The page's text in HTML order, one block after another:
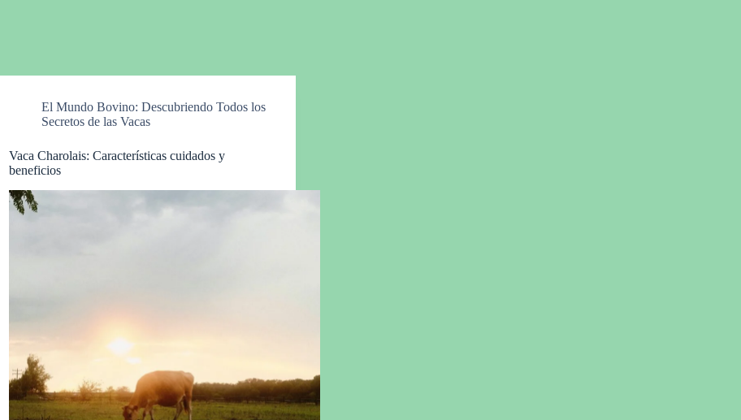
El Mundo Bovino: Descubriendo Todos los
Secretos de las Vacas
Vaca Charolais: Características cuidados y
beneficios